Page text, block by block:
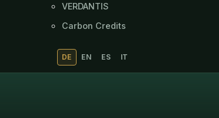
VERDANTIS
Carbon Credits
DE EN ES IT